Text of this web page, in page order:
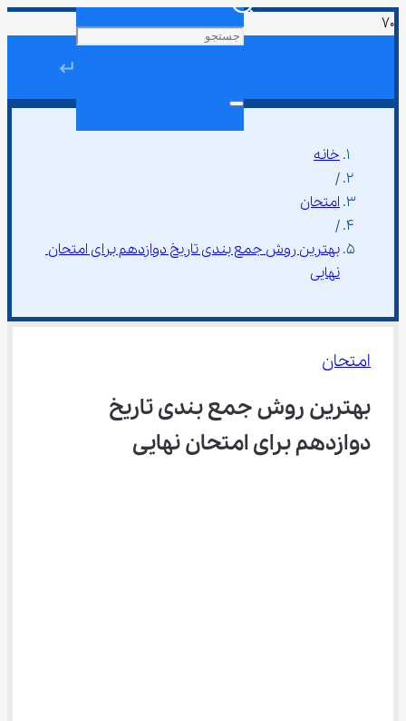
↵
خانه
/
امتحان
/
بهترین روش جمع بندی تاریخ دوازدهم برای امتحان
نهایی
امتحان
بهترین روش جمع بندی تاریخ
دوازدهم برای امتحان نهایی